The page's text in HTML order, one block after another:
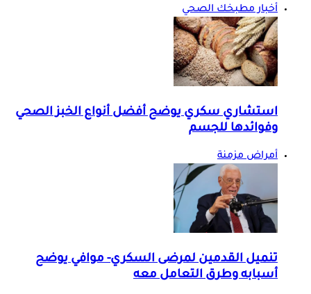
أخبار مطبخك الصحي
استشاري سكري يوضح أفضل أنواع الخبز الصحي
وفوائدها للجسم
أمراض مزمنة
تنميل القدمين لمرضى السكري- موافي يوضح
أسبابه وطرق التعامل معه